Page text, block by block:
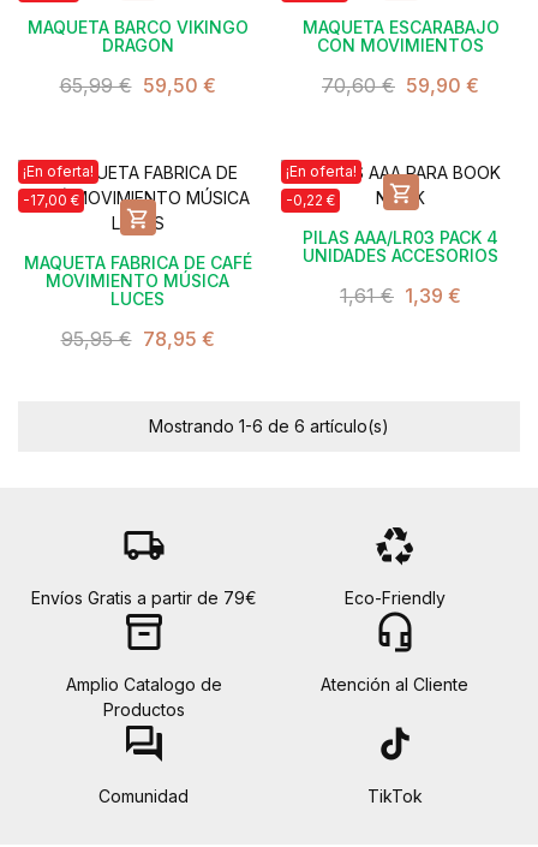
MAQUETA BARCO VIKINGO
DRAGON
65,99 € 59,50 €
MAQUETA ESCARABAJO
CON MOVIMIENTOS
70,60 € 59,90 €
¡En oferta!
-17,00 €

MAQUETA FABRICA DE CAFÉ
MOVIMIENTO MÚSICA
LUCES
95,95 € 78,95 €
¡En oferta!
-0,22 €

PILAS AAA/LR03 PACK 4
UNIDADES ACCESORIOS
1,61 € 1,39 €
Mostrando 1-6 de 6 artículo(s)
local_shipping
Envíos Gratis a partir de 79€
recycling
Eco-Friendly
inventory_2
Amplio Catalogo de
Productos
headset_mic
Atención al Cliente
forum
Comunidad
tiktok
TikTok